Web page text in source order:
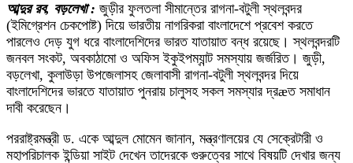
আব্দুর রব, বড়লেখা : জুড়ীর ফুলতলা সীমান্তের রাগনা-বটুলী স্থলবন্দর
(ইমিগ্রেশন চেকপোষ্ট) দিয়ে ভারতীয় নাগরিকরা বাংলাদেশে প্রবেশ করতে
পারলেও দেড় যুগ ধরে বাংলাদেশিদের ভারত যাতায়াত বন্ধ রয়েছে। স্থলবন্দরটি
জনবল সংকট, অবকাঠামো ও অফিস ইকুইপম্যান্ট সমস্যায় জর্জরিত। জুড়ী,
বড়লেখা, কুলাউড়া উপজেলাসহ জেলাবাসী রাগনা-বটুলী স্থলবন্দর দিয়ে
বাংলাদেশিদের ভারতে যাতায়াত পুনরায় চালুসহ সকল সমস্যার দ্রæত সমাধান
দাবী করেছেন।
পররাষ্ট্রমন্ত্রী ড. একে আব্দুল মোমেন জানান, মন্ত্রণালয়ের যে সেক্রেটারী ও
মহাপরিচালক ইন্ডিয়া সাইট দেখেন তাদেরকে গুরুত্বের সাথে বিষয়টি দেখার জন্য